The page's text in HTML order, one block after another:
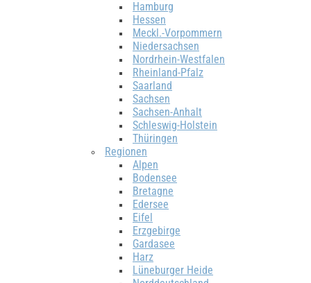
Hamburg
Hessen
Meckl.-Vorpommern
Niedersachsen
Nordrhein-Westfalen
Rheinland-Pfalz
Saarland
Sachsen
Sachsen-Anhalt
Schleswig-Holstein
Thüringen
Regionen
Alpen
Bodensee
Bretagne
Edersee
Eifel
Erzgebirge
Gardasee
Harz
Lüneburger Heide